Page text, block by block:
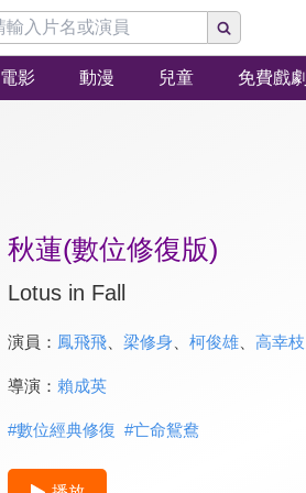
電影 動漫 兒童 免費戲劇
秋蓮(數位修復版)
Lotus in Fall
演員： 鳳飛飛、 梁修身 柯俊雄、 高幸枝
導演： 賴成英
#數位經典修復 #亡命鴛鴦